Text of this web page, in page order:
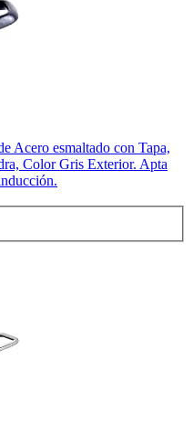
Acero esmaltado con Tapa,
Color Gris Exterior. Apta